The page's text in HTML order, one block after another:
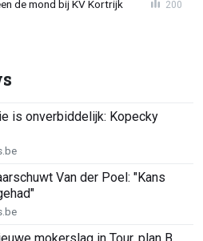
de mond bij KV Kortrijk 200
is onverbiddelijk: Kopecky
Van der Poel: "Kans